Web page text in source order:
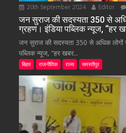
20th September 2024 Editor
जन सुराज की सदस्यता 350 से
ग्रहण। इंडिया पब्लिक न्यूज, “हर
जन सुराज की सदस्यता 350 से अधिक लोगों
पब्लिक न्यूज, “हर खबर...
बिहार राजनीतिक राज्य समस्तीपुर